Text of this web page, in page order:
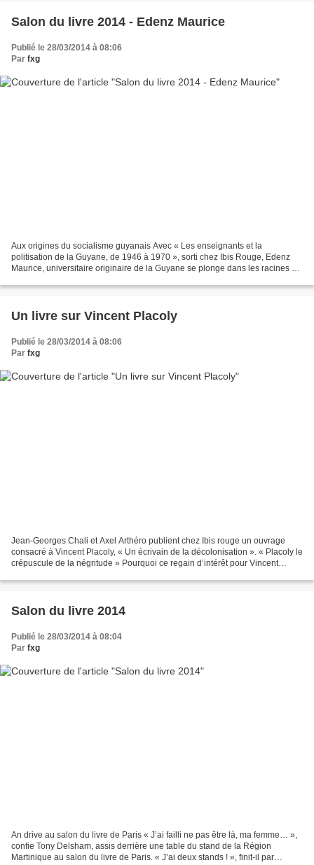
Salon du livre 2014 - Edenz Maurice
Publié le 28/03/2014 à 08:06
Par fxg
Aux origines du socialisme guyanais Avec « Les enseignants et la
politisation de la Guyane, de 1946 à 1970 », sorti chez Ibis Rouge, Edenz
Maurice, universitaire originaire de la Guyane se plonge dans les racines du
Un livre sur Vincent Placoly
Publié le 28/03/2014 à 08:06
Par fxg
Jean-Georges Chali et Axel Arthéro publient chez Ibis rouge un ouvrage
consacré à Vincent Placoly, « Un écrivain de la décolonisation ». « Placoly le
crépuscule de la négritude » Pourquoi ce regain d’intérêt pour Vincent
Salon du livre 2014
Publié le 28/03/2014 à 08:04
Par fxg
An drive au salon du livre de Paris « J’ai failli ne pas être là, ma femme… »,
confie Tony Delsham, assis derrière une table du stand de la Région
Martinique au salon du livre de Paris. « J’ai deux stands ! », finit-il par